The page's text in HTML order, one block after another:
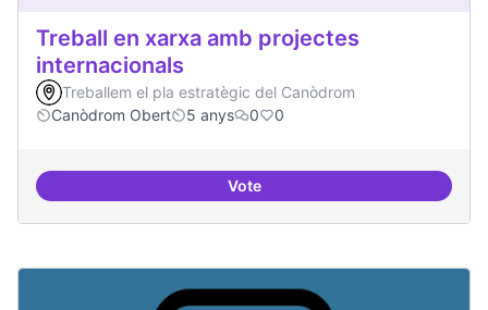
Treball en xarxa amb projectes
internacionals
Treballem el pla estratègic del Canòdrom
Canòdrom Obert
5 anys 0 0
VoteTreball en xarxa amb projectes